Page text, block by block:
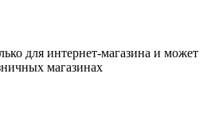
для интернет-магазина и может
магазинах